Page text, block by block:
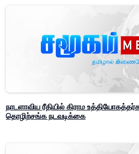
நாடளாவிய ரீதியில் கிராம
தொழிற்சங்க நடவடிக்கை